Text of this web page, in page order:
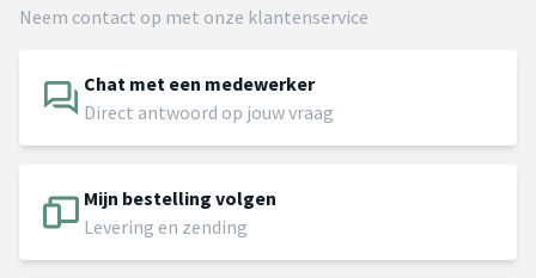
Neem contact op met onze klantenservice
Chat met een medewerker
Direct antwoord op jouw vraag
Mijn bestelling volgen
Levering en zending